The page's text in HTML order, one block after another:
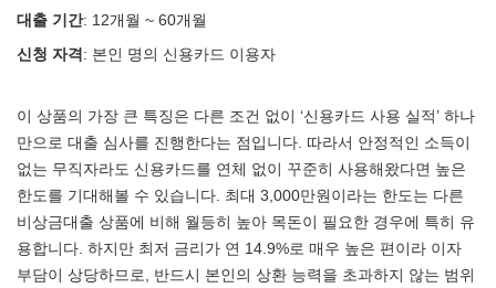
대출 기간: 12개월 ~ 60개월
신청 자격 : 본인 명의 신용카드 이용자
이 상품의 가장 큰 특징은 다른 조건 없이 ‘신용카드 사용 실적’ 하나
만으로 대출 심사를 진행한다는 점입니다. 따라서 안정적인 소득이
없는 무직자라도 신용카드를 연체 없이 꾸준히 사용해왔다면 높은
한도를 기대해볼 수 있습니다. 최대 3,000만원이라는 한도는 다른
비상금대출 상품에 비해 월등히 높아 목돈이 필요한 경우에 특히 유
용합니다. 하지만 최저 금리가 연 14.9%로 매우 높은 편이라 이자
부담이 상당하므로, 반드시 본인의 상환 능력을 초과하지 않는 범위